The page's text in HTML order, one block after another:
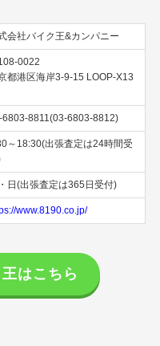
会社バイク王&カンパニー
0022
都港区海岸3-9-15 LOOP-X13
6803-8811(03-6803-8812)
～18:30(出張査定は24時間受
日(出張査定は365日受付)
www.8190.co.jp/
王はこちら